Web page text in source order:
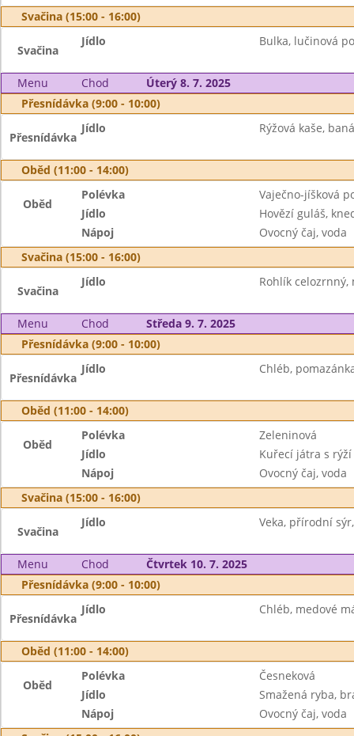
Svačina (15:00 - 16:00)
Svačina
Jídlo Bulka, lučinová
Menu Chod
Úterý 8. 7. 2025
Přesnídávka (9:00 - 10:00)
Přesnídávka
Jídlo Rýžová kaše,
Oběd (11:00 - 14:00)
Oběd
Polévka
Vaječno-jíšková
Jídlo
Hovězí guláš,
Nápoj
Ovocný čaj, voda
Svačina (15:00 - 16:00)
Svačina
Jídlo Rohlík celozrnný,
Menu Chod
Středa 9. 7. 2025
Přesnídávka (9:00 - 10:00)
Přesnídávka
Jídlo Chléb,
Oběd (11:00 - 14:00)
Oběd
Polévka
Zeleninová
Jídlo
Kuřecí játra s rýží
Nápoj
Ovocný čaj, voda
Svačina (15:00 - 16:00)
Svačina
Jídlo Veka, přírodní
Menu Chod
Čtvrtek 10. 7. 2025
Přesnídávka (9:00 - 10:00)
Přesnídávka
Jídlo Chléb, medové
Oběd (11:00 - 14:00)
Oběd
Polévka
Česneková
Jídlo
Smažená ryba,
Nápoj
Ovocný čaj, voda